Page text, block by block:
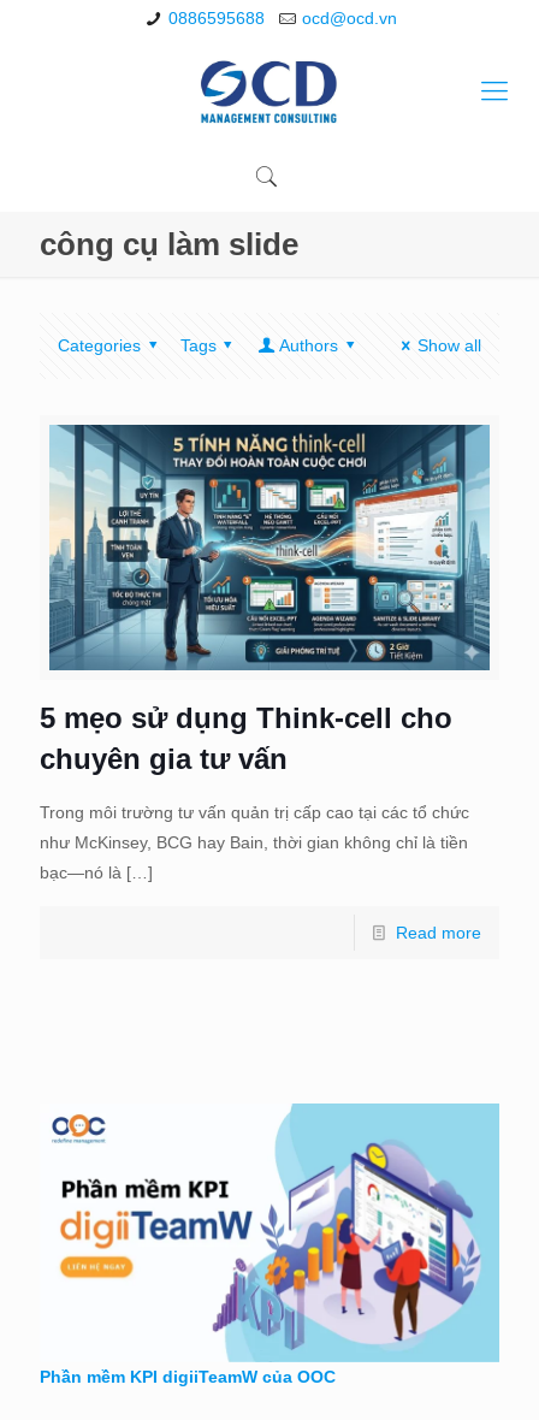
0886595688 ocd@ocd.vn
công cụ làm slide
Categories Tags Authors Show all
5 mẹo sử dụng Think-cell cho
chuyên gia tư vấn
Trong môi trường tư vấn quản trị cấp cao tại các tổ chức
như McKinsey, BCG hay Bain, thời gian không chỉ là tiền
bạc—nó là […]
Read more
Phần mềm KPI digiiTeamW của OOC